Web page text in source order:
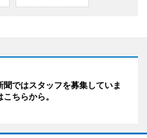
聞ではスタッフを募集していま
ちらから。